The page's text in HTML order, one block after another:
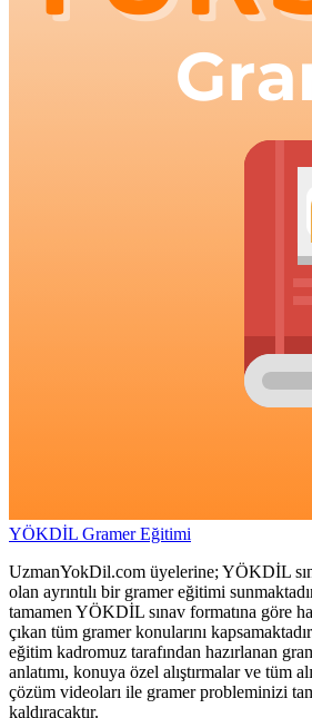
YÖKDİL Gramer Eğitimi
UzmanYokDil.com üyelerine; YÖKDİL
olan ayrıntılı bir gramer eğitimi
tamamen YÖKDİL sınav formatına göre
çıkan tüm gramer konularını
eğitim kadromuz tarafından hazırlanan
anlatımı, konuya özel alıştırmalar ve tüm
çözüm videoları ile gramer probleminizi
kaldıracaktır.